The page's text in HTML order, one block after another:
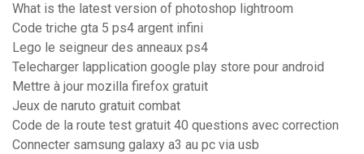
What is the latest version of photoshop lightroom
Code triche gta 5 ps4 argent infini
Lego le seigneur des anneaux ps4
Telecharger lapplication google play store pour android
Mettre à jour mozilla firefox gratuit
Jeux de naruto gratuit combat
Code de la route test gratuit 40 questions avec correction
Connecter samsung galaxy a3 au pc via usb